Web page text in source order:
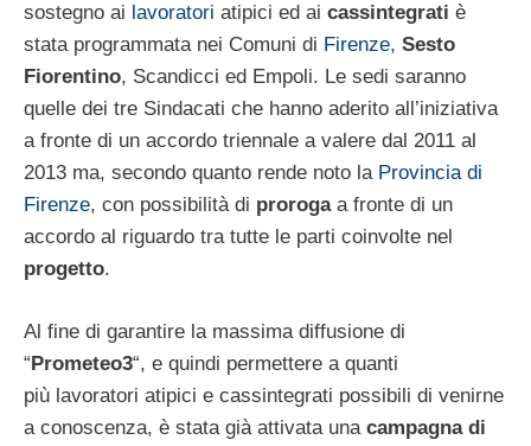
sostegno ai lavoratori atipici ed ai cassintegrati è
stata programmata nei Comuni di Firenze, Sesto
Fiorentino, Scandicci ed Empoli. Le sedi saranno
quelle dei tre Sindacati che hanno aderito all’iniziativa
a fronte di un accordo triennale a valere dal 2011 al
2013 ma, secondo quanto rende noto la Provincia di
Firenze, con possibilità di prorogaa fronte di un
accordo al riguardo tra tutte le parti coinvolte nel
progetto.
Al fine di garantire la massima diffusione di
“Prometeo3“, e quindi permettere a quanti
più lavoratori atipici e cassintegrati possibili di venirne
a conoscenza, è stata già attivata una campagna di